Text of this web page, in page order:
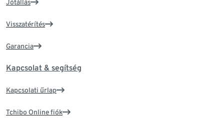
Jótállás
Visszatérítés
Garancia
Kapcsolat & segítség
Kapcsolati űrlap
Tchibo Online fiók